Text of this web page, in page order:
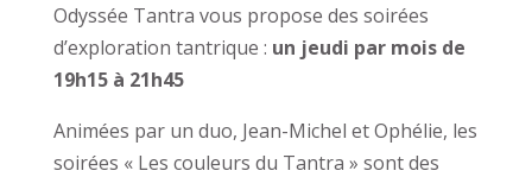
Odyssée Tantra vous propose des soirées
d’exploration tantrique : un jeudi par mois de
19h15 à 21h45
Animées par un duo, Jean-Michel et Ophélie, les
soirées « Les couleurs du Tantra » sont des